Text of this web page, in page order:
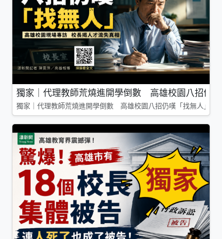
獨家｜代理教師荒燒進開學倒數 高雄校園八招仍
獨家｜代理教師荒燒進開學倒數 高雄校園八招仍嘆「找無人」